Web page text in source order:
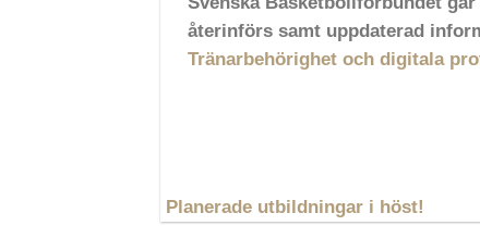
återinförs samt uppdaterad
Tränarbehörighet och digitala
Planerade utbildningar i höst!